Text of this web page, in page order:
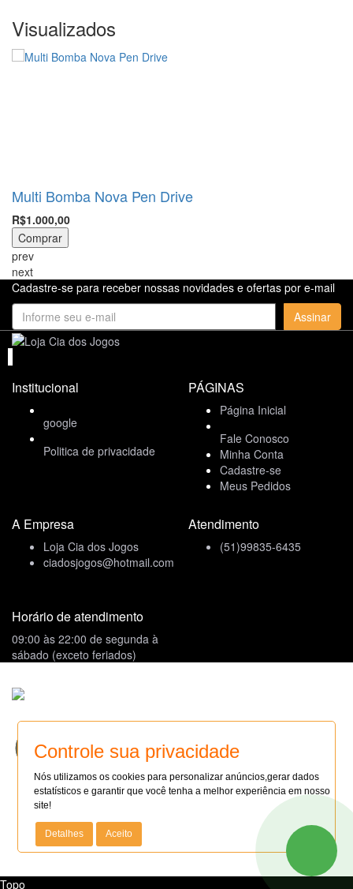
Visualizados
Multi Bomba Nova Pen Drive
R$1.000,00
Comprar
prev
next
Cadastre-se para receber nossas novidades e ofertas por e-mail
Assinar
Institucional
google
Politica de privacidade
PÁGINAS
Página Inicial
Fale Conosco
Minha Conta
Cadastre-se
Meus Pedidos
A Empresa
Loja Cia dos Jogos
ciadosjogos@hotmail.com
Horário de atendimento
09:00 às 22:00 de segunda à
sábado (exceto feriados)
Atendimento
(51)99835-6435
SITE SEGURO
AUDITADO 08/08/26
Site 100% Seguro
Faça sua loja Online: (14)99114-6827
Todas as regras e promoções são válidas apenas para produtos
vendidos e entregues pelo site. O preço válido será o da
Topo
Controle sua privacidade
Nós utilizamos os cookies para personalizar anúncios,gerar dados
estatísticos e garantir que você tenha a melhor experiência em nosso
site!
Detalhes Aceito